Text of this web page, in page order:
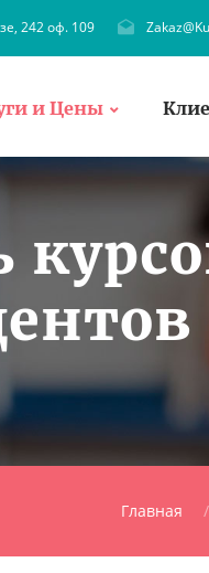
242 оф. 109
и Цены
Главная